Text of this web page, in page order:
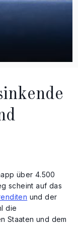
über 4.500
scheint auf das
und der
die
Staaten und dem